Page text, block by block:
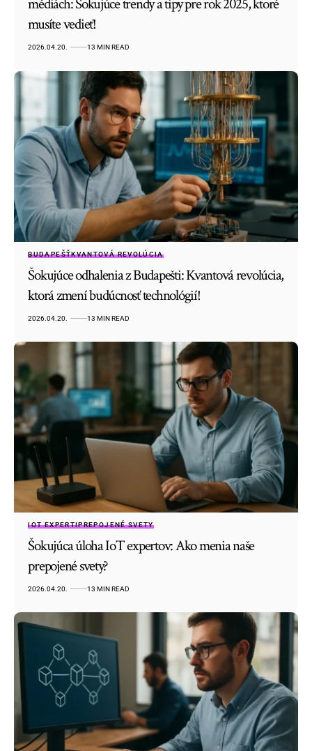
médiách: Šokujúce trendy a tipy pre rok 2025, ktoré
musíte vedieť!
2026.04.20. 13 MIN READ
BUDAPEŠŤKVANTOVÁ REVOLÚCIA
Šokujúce odhalenia z Budapešti: Kvantová revolúcia,
ktorá zmení budúcnosť technológií!
2026.04.20. 13 MIN READ
IOT EXPERTIPREPOJENÉ SVETY
Šokujúca úloha IoT expertov: Ako menia naše
prepojené svety?
2026.04.20. 13 MIN READ